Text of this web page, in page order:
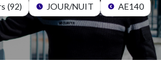
(92) JOUR/NUIT AE140